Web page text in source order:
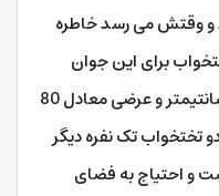
و وقتش می رسد خاطره
برای این جوان
برومند قصه ما، طولی معادل 200 سانتیمتر و عرضی معادل 80
دو تختخواب تک نفره دیگر
و احتیاج به فضای